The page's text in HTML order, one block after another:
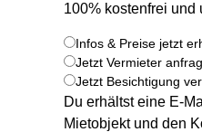
100% kostenfrei und
Infos & Preise jetzt
Jetzt Vermieter
Jetzt Besichtigung
Du erhältst eine E-
Mietobjekt und den